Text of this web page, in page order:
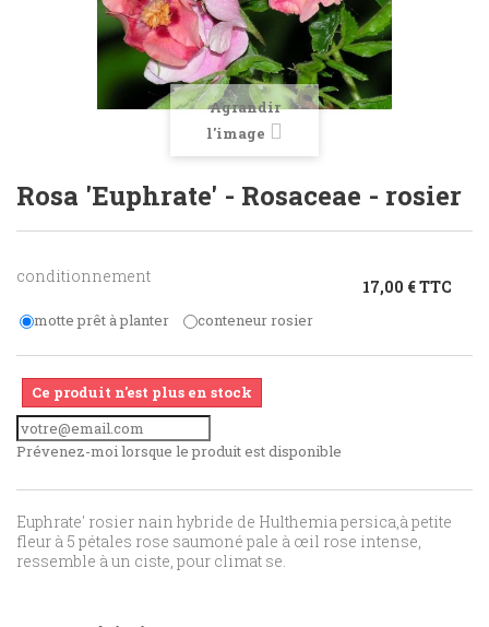
Agrandir
l'image
Rosa 'Euphrate' - Rosaceae - rosier
17,00 € TTC
conditionnement
motte prêt à planter conteneur rosier
Ce produit n'est plus en stock
Prévenez-moi lorsque le produit est disponible
Euphrate' rosier nain hybride de Hulthemia persica,à petite
fleur à 5 pétales rose saumoné pale à œil rose intense,
ressemble à un ciste, pour climat se.